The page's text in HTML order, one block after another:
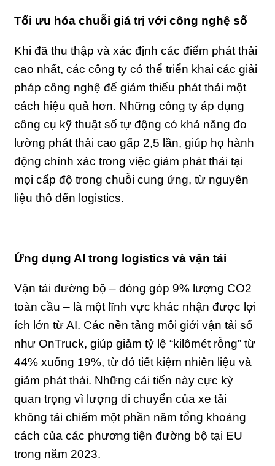
Tối ưu hóa chuỗi giá trị với công nghệ số
Khi đã thu thập và xác định các điểm phát thải
cao nhất, các công ty có thể triển khai các giải
pháp công nghệ để giảm thiểu phát thải một
cách hiệu quả hơn. Những công ty áp dụng
công cụ kỹ thuật số tự động có khả năng đo
lường phát thải cao gấp 2,5 lần, giúp họ hành
động chính xác trong việc giảm phát thải tại
mọi cấp độ trong chuỗi cung ứng, từ nguyên
liệu thô đến logistics.
Ứng dụng AI trong logistics và vận tải
Vận tải đường bộ – đóng góp 9% lượng CO2
toàn cầu – là một lĩnh vực khác nhận được lợi
ích lớn từ AI. Các nền tảng môi giới vận tải số
như OnTruck, giúp giảm tỷ lệ “kilômét rỗng” từ
44% xuống 19%, từ đó tiết kiệm nhiên liệu và
giảm phát thải. Những cải tiến này cực kỳ
quan trọng vì lượng di chuyển của xe tải
không tải chiếm một phần năm tổng khoảng
cách của các phương tiện đường bộ tại EU
trong năm 2023.